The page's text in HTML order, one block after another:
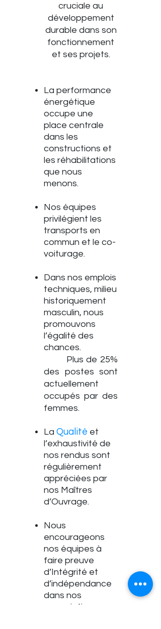
cruciale au
développement
durable dans son
fonctionnement
et ses projets.
La performance
énergétique
occupe une
place centrale
dans les
constructions et
les réhabilitations
que nous
menons.
Nos équipes
privilégient les
transports en
commun et le co-
voiturage.
Dans nos emplois
techniques, milieu
historiquement
masculin, nous
promouvons
l’égalité des
chances.
Plus de 25%
des postes sont
actuellement
occupés par des
femmes.
La Qualité et
l’exhaustivité de
nos rendus sont
régulièrement
appréciées par
nos Maîtres
d’Ouvrage.
Nous
encourageons
nos équipes à
faire preuve
d’Intégrité et
d’indépendance
dans nos
prescriptions.